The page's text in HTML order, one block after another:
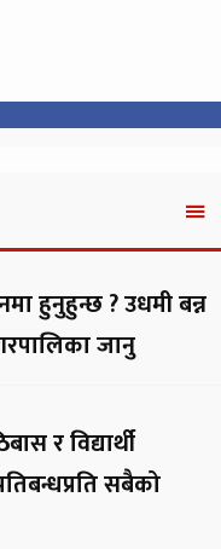
हुनुहुन्छ ? उधमी बन्न
जानु
र विद्यार्थी
सबैको